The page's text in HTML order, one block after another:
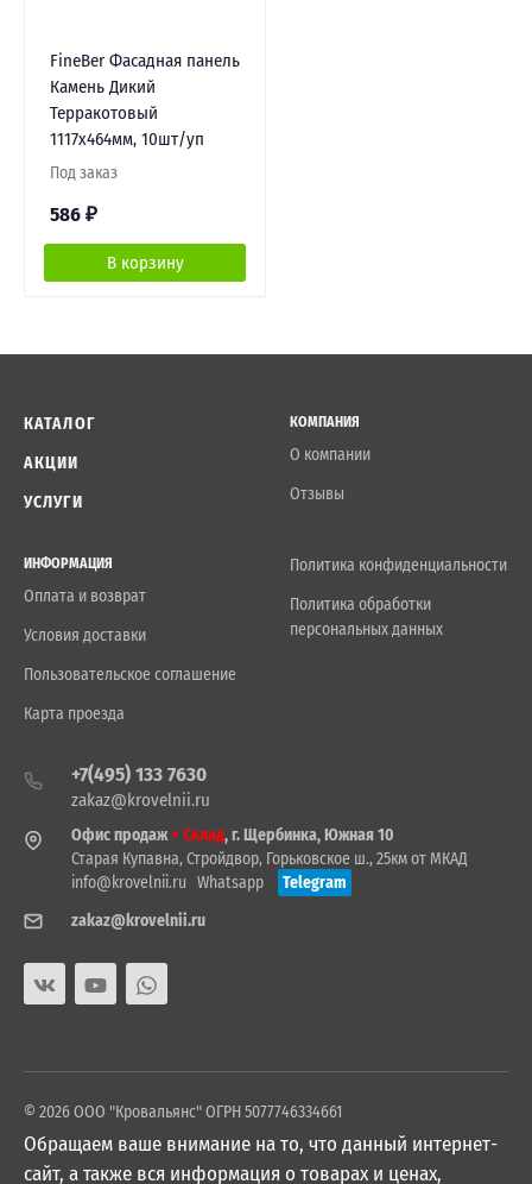
FineBer Фасадная панель
Камень Дикий
Терракотовый
1117х464мм, 10шт/уп
Под заказ
586 ₽
В корзину
КАТАЛОГ
АКЦИИ
УСЛУГИ
КОМПАНИЯ
О компании
Отзывы
ИНФОРМАЦИЯ
Оплата и возврат
Условия доставки
Пользовательское соглашение
Карта проезда
Политика конфиденциальности
Политика обработки
персональных данных
+7(495) 133 7630
zakaz@krovelnii.ru
Офис продаж+ Склад, г. Щербинка, Южная 10
Старая Купавна, Стройдвор, Горьковское ш., 25км от МКАД
info@krovelnii.ru Whatsapp
Telegram
zakaz@krovelnii.ru
© 2026 ООО "Кровальянс" ОГРН 5077746334661
Обращаем ваше внимание на то, что данный интернет-
сайт, а также вся информация о товарах и ценах,